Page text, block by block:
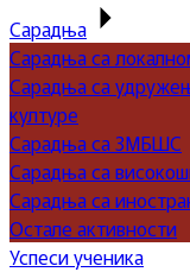
Сарадња
Сарадња са
Сарадња са
културе
Сарадња са ЗМБШС
Сарадња са
Сарадња са
Остале активности
Успеси ученика